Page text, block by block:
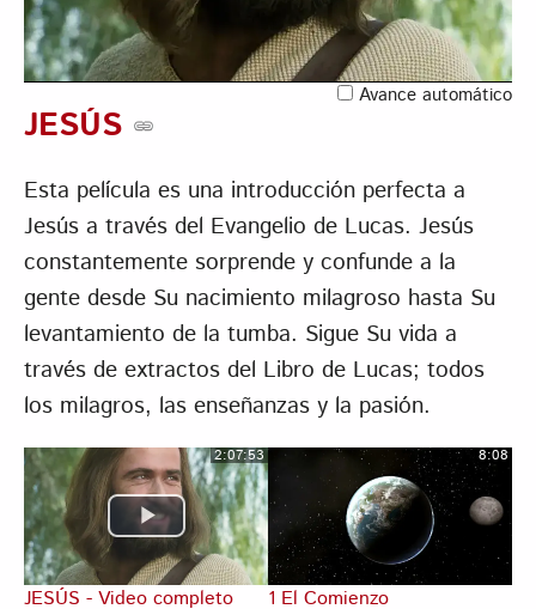
Vídeo
Avance automático
JESÚS
Esta película es una introducción perfecta a
Jesús a través del Evangelio de Lucas. Jesús
constantemente sorprende y confunde a la
gente desde Su nacimiento milagroso hasta Su
levantamiento de la tumba. Sigue Su vida a
través de extractos del Libro de Lucas; todos
los milagros, las enseñanzas y la pasión.
2:07:53
JESÚS - Video completo
8:08
1 El Comienzo